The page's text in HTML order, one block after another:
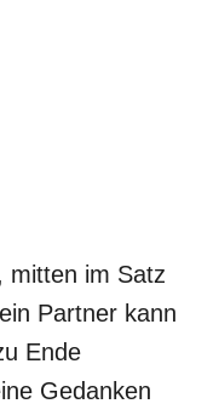
mitten im Satz
Partner kann
Ende
Gedanken